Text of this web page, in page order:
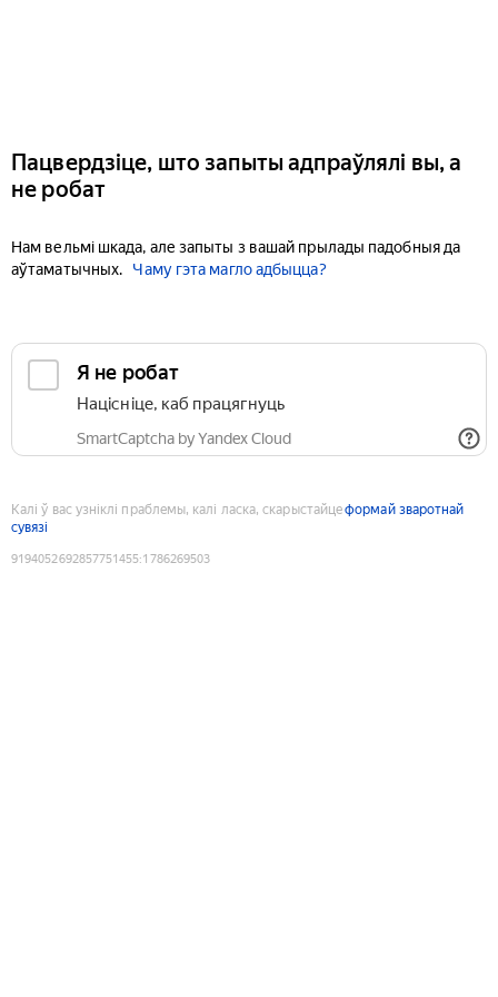
Пацвердзіце, што запыты адпраўлялі вы, а
не робат
Нам вельмі шкада, але запыты з вашай прылады падобныя да
аўтаматычных.
Чаму гэта магло адбыцца?
Я не робат
Націсніце, каб працягнуць
SmartCaptcha by Yandex Cloud
Калі ў вас узніклі праблемы, калі ласка, скарыстайцеформай зваротнай
сувязі
9194052692857751455:1786269503